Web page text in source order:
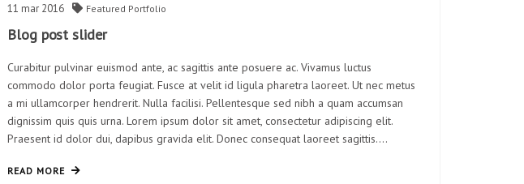
11 mar 2016 Featured Portfolio
Blog post slider
Curabitur pulvinar euismod ante, ac sagittis ante posuere ac. Vivamus luctus
commodo dolor porta feugiat. Fusce at velit id ligula pharetra laoreet. Ut nec metus
a mi ullamcorper hendrerit. Nulla facilisi. Pellentesque sed nibh a quam accumsan
dignissim quis quis urna. Lorem ipsum dolor sit amet, consectetur adipiscing elit.
Praesent id dolor dui, dapibus gravida elit. Donec consequat laoreet sagittis.…
READ MORE